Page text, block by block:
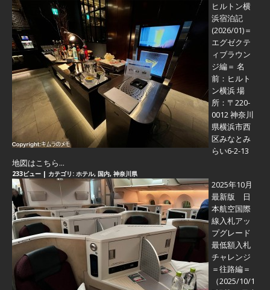
ヒルトン横
浜宿泊記
(2026/01)＝
エグゼクテ
ィブラウン
ジ編＝ 名
前：ヒルト
ン横浜 場
所：〒220-
0012 神奈川
県横浜市西
区みなとみ
らい6-2-13
地図はこちら...
233ビュー | カテゴリ: ホテル, 国内, 神奈川県
2025年10月
最新版 日
本航空国際
線入札アッ
プグレード
最低額入札
チャレンジ
＝往路編＝
（2025/10/1